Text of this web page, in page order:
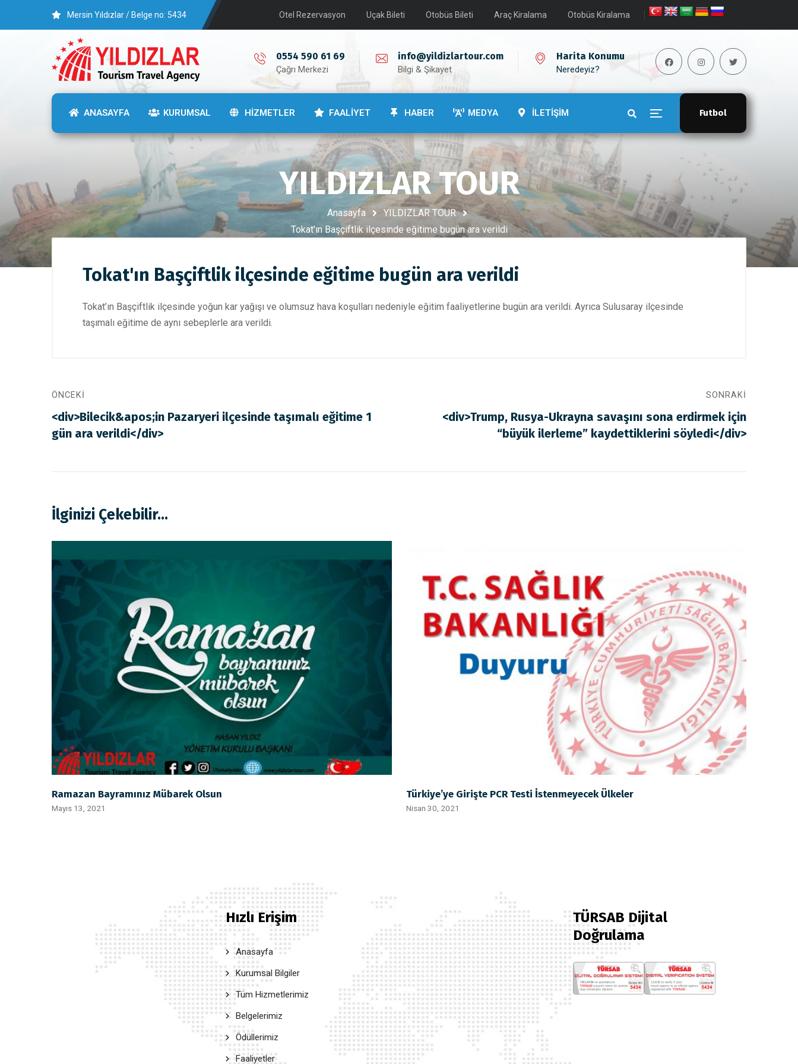
Mersin Yıldızlar / Belge no: 5434 Otel Rezervasyon Uçak Bileti Otobüs Bileti Araç Kiralama Otobüs Kiralama
0554 590 61 69
Çağrı Merkezi
info@yildizlartour.com
Bilgi & Şikayet
Harita Konumu
Neredeyiz?
Futbol
ANASAYFA KURUMSAL HİZMETLER FAALİYET HABER MEDYA İLETİŞİM
YILDIZLAR TOUR
Anasayfa
YILDIZLAR TOUR
Tokat'ın Başçiftlik ilçesinde eğitime bugün ara verildi
Tokat'ın Başçiftlik ilçesinde eğitime bugün ara verildi
Tokat’ın Başçiftlik ilçesinde yoğun kar yağışı ve olumsuz hava koşulları nedeniyle eğitim faaliyetlerine bugün ara verildi. Ayrıca Sulusaray ilçesinde
taşımalı eğitime de aynı sebeplerle ara verildi.
ÖNCEKI
<div>Bilecik&apos;in Pazaryeri ilçesinde taşımalı eğitime 1
gün ara verildi</div>
SONRAKI
<div>Trump, Rusya-Ukrayna savaşını sona erdirmek için
“büyük ilerleme” kaydettiklerini söyledi</div>
İlginizi Çekebilir...
Ramazan Bayramınız Mübarek Olsun
Mayıs 13, 2021
Türkiye’ye Girişte PCR Testi İstenmeyecek Ülkeler
Nisan 30, 2021
Hızlı Erişim
Anasayfa
Kurumsal Bilgiler
Tüm Hizmetlerimiz
Belgelerimiz
Ödüllerimiz
Faaliyetler
TÜRSAB Dijital
Doğrulama